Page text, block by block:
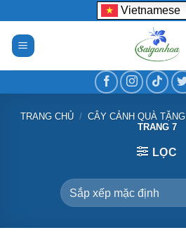
nội
dung
Vietnamese
TRANG CHỦ / CÂY CẢNH QUÀ TẶNG
TRANG 7
LỌC